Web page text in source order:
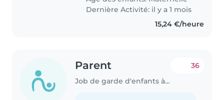
Dernière Activité: il y a 1 mois
15,24 €/heure
Parent
Job de garde d'enfants à Luxembourg
36